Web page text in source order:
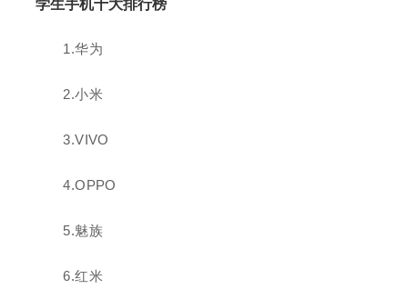
学生手机十大排行榜
1.华为
2.小米
3.VIVO
4.OPPO
5.魅族
6.红米